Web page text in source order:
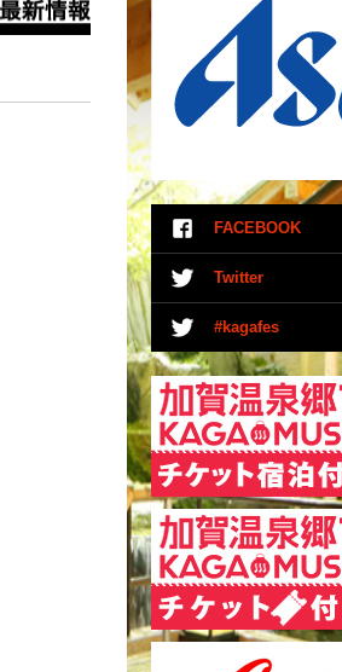
FACEBOOK
Twitter
#kagafes